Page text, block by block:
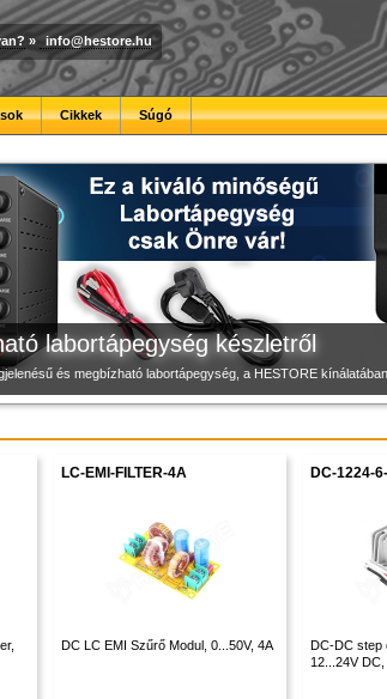
» info@hestore.hu
Cikkek Súgó
labortápegység készletről
és megbízható labortápegység, a HESTORE kínálatában
készletről
raktárról
gyárilag félkészre szerelt, gyors és csendes 3D nyomtató.
LC-EMI-FILTER-4A
DC LC EMI Szűrő Modul, 0...50V, 4A
DC-1224-
DC-DC step
12...24V